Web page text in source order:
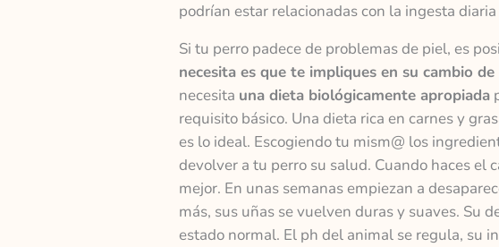
podrían estar relacionadas con la ingesta
Si tu perro padece de problemas de piel, es
necesita es que te impliques en su cambio
necesita una dieta biológicamente apropiada
requisito básico. Una dieta rica en carnes y
es lo ideal. Escogiendo tu mism@ los
devolver a tu perro su salud. Cuando haces el
mejor. En unas semanas empiezan a
más, sus uñas se vuelven duras y suaves. Su
estado normal. El ph del animal se regula, su